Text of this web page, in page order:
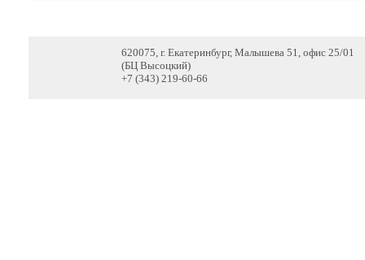
620075, г. Екатеринбург, Малышева 51, офис 25/01
(БЦ Высоцкий)
+7 (343) 219-60-66